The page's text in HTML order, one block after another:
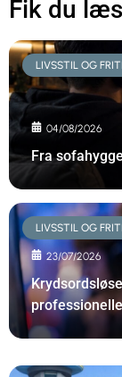
Fik du
LIVSSTIL OG
04/08/2026
Fra
LIVSSTIL OG
23/07/2026